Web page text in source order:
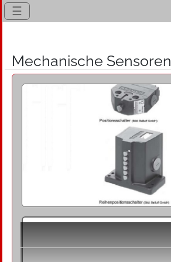
☰
Mechanische Sensoren
Definition